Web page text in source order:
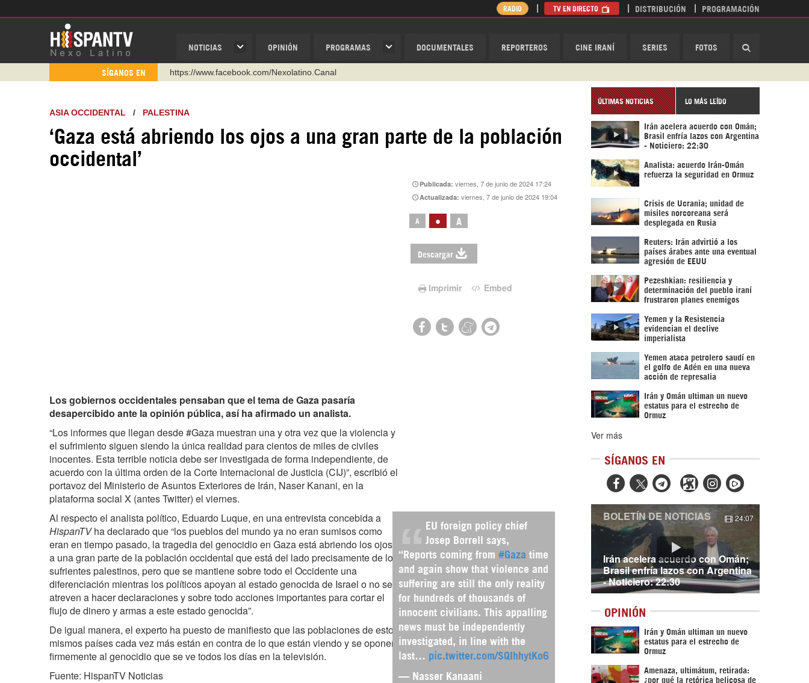
NOTICIAS OPINIÓN PROGRAMAS DOCUMENTALES REPORTEROS CINE IRANÍ SERIES FOTOS
RADIO TV EN DIRECTO DISTRIBUCIÓN PROGRAMACIÓN
SÍGANOS EN
https://www.facebook.com/Nexolatino.Canal
http://twitter.com/nexo_latino
https://t.me/hispantvcanal
https://urmedium.com/c/hispantv
ASIA OCCIDENTAL / PALESTINA
‘Gaza está abriendo los ojos a una gran parte de la población
occidental’
Publicada:viernes, 7 de junio de 2024 17:24
Actualizada:viernes, 7 de junio de 2024 19:04
A • A
Descargar
Imprimir Embed
Los gobiernos occidentales pensaban que el tema de Gaza pasaría
desapercibido ante la opinión pública, así ha afirmado un analista.
“Los informes que llegan desde #Gaza muestran una y otra vez que la violencia y
el sufrimiento siguen siendo la única realidad para cientos de miles de civiles
inocentes. Esta terrible noticia debe ser investigada de forma independiente, de
acuerdo con la última orden de la Corte Internacional de Justicia (CIJ)”, escribió el
portavoz del Ministerio de Asuntos Exteriores de Irán, Naser Kanani, en la
plataforma social X (antes Twitter) el viernes.
EU foreign policy chief
Josep Borrell says,
“Reports coming from #Gaza time
and again show that violence and
suffering are still the only reality
for hundreds of thousands of
innocent civilians. This appalling
news must be independently
investigated, in line with the
last… pic.twitter.com/SQIhhytKo6
— Nasser Kanaani
Al respecto el analista político, Eduardo Luque, en una entrevista concebida a
HispanTVha declarado que “los pueblos del mundo ya no eran sumisos como
eran en tiempo pasado, la tragedia del genocidio en Gaza está abriendo los ojos
a una gran parte de la población occidental que está del lado precisamente de los
sufrientes palestinos, pero que se mantiene sobre todo el Occidente una
diferenciación mientras los políticos apoyan al estado genocida de Israel o no se
atreven a hacer declaraciones y sobre todo acciones importantes para cortar el
flujo de dinero y armas a este estado genocida”.
De igual manera, el experto ha puesto de manifiesto que las poblaciones de estos
mismos países cada vez más están en contra de lo que están viendo y se oponen
firmemente al genocidio que se ve todos los días en la televisión.
Fuente: HispanTV Noticias
ÚLTIMAS NOTICIAS LO MÁS LEÍDO
Irán acelera acuerdo con Omán;
Brasil enfría lazos con Argentina
- Noticiero: 22:30
Analista: acuerdo Irán-Omán
refuerza la seguridad en Ormuz
Crisis de Ucrania; unidad de
misiles norcoreana será
desplegada en Rusia
Reuters: Irán advirtió a los
países árabes ante una eventual
agresión de EEUU
Pezeshkian: resiliencia y
determinación del pueblo iraní
frustraron planes enemigos
Yemen y la Resistencia
evidencian el declive
imperialista
Yemen ataca petrolero saudí en
el golfo de Adén en una nueva
acción de represalia
Irán y Omán ultiman un nuevo
estatus para el estrecho de
Ormuz
Ver más
SÍGANOS EN
  
Irán acelera acuerdo con Omán;
Brasil enfría lazos con Argentina
- Noticiero: 22:30
BOLETÍN DE NOTICIAS 24:07
OPINIÓN
Irán y Omán ultiman un nuevo
estatus para el estrecho de
Ormuz
Amenaza, ultimátum, retirada:
¿por qué la retórica belicosa de